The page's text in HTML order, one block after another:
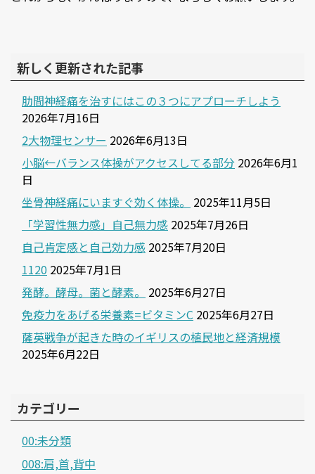
新しく更新された記事
肋間神経痛を治すにはこの３つにアプローチしよう
2026年7月16日
2大物理センサー 2026年6月13日
小脳←バランス体操がアクセスしてる部分 2026年6月1
日
坐骨神経痛にいますぐ効く体操。
2025年11月5日
「学習性無力感」自己無力感 2025年7月26日
自己肯定感と自己効力感 2025年7月20日
1120 2025年7月1日
発酵。酵母。菌と酵素。
2025年6月27日
免疫力をあげる栄養素=ビタミンC 2025年6月27日
薩英戦争が起きた時のイギリスの植民地と経済規模
2025年6月22日
カテゴリー
00:未分類
008:肩,首,背中